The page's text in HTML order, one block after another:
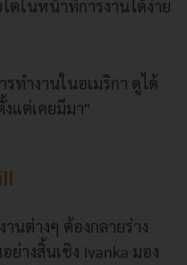
ตในหน้าที่การงานได้ง่าย
ทำงานในอเมริกา ดูได้
แต่เคยมีมา"
นต่างๆ ต้องกลายร่าง
างสิ้นเชิง Ivanka มอง